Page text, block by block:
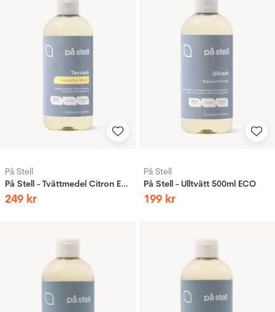
På Stell
På Stell - Tvättmedel Citron ECO
249 kr
På Stell
På Stell - Ulltvätt 500ml ECO
199 kr